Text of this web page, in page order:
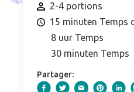
2-4 portions
15 minuten Temps
8 uur Temps
30 minuten Temps
Partager: